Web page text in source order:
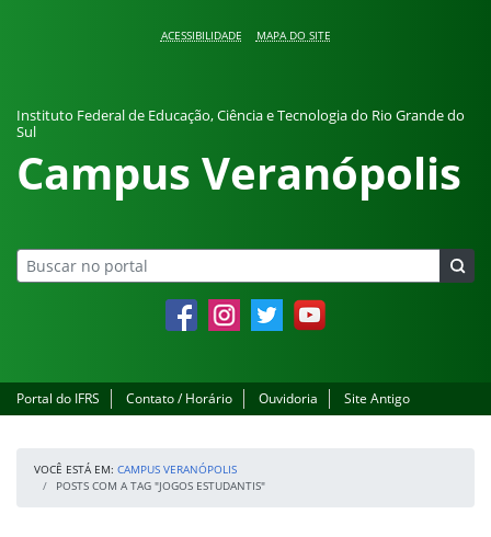
ACESSIBILIDADE MAPA DO SITE
Instituto Federal de Educação, Ciência e Tecnologia do Rio Grande do
Sul
Campus Veranópolis
FacebookInstagramTwitter YouTube
Portal do IFRS Contato / Horário Ouvidoria Site Antigo
VOCÊ ESTÁ EM: CAMPUS VERANÓPOLIS
POSTS COM A TAG "JOGOS ESTUDANTIS"